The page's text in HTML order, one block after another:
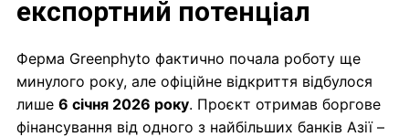
експортний потенціал
Ферма Greenphyto фактично почала роботу ще
минулого року, але офіційне відкриття відбулося
лише 6 січня 2026 року. Проєкт отримав боргове
фінансування від одного з найбільших банків Азії –